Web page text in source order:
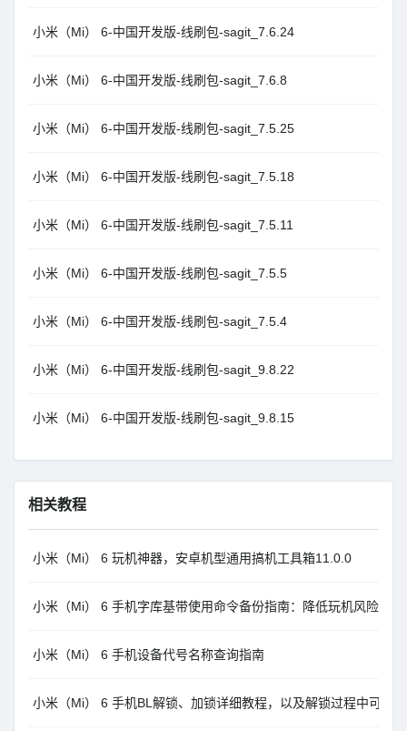
小米（Mi） 6-中国开发版-线刷包-sagit_7.6.24
小米（Mi） 6-中国开发版-线刷包-sagit_7.6.8
小米（Mi） 6-中国开发版-线刷包-sagit_7.5.25
小米（Mi） 6-中国开发版-线刷包-sagit_7.5.18
小米（Mi） 6-中国开发版-线刷包-sagit_7.5.11
小米（Mi） 6-中国开发版-线刷包-sagit_7.5.5
小米（Mi） 6-中国开发版-线刷包-sagit_7.5.4
小米（Mi） 6-中国开发版-线刷包-sagit_9.8.22
小米（Mi） 6-中国开发版-线刷包-sagit_9.8.15
相关教程
小米（Mi） 6 玩机神器，安卓机型通用搞机工具箱11.0.0
小米（Mi） 6 手机字库基带使用命令备份指南：降低玩机风险
小米（Mi） 6 手机设备代号名称查询指南
小米（Mi） 6 手机BL解锁、加锁详细教程，以及解锁过程中可能